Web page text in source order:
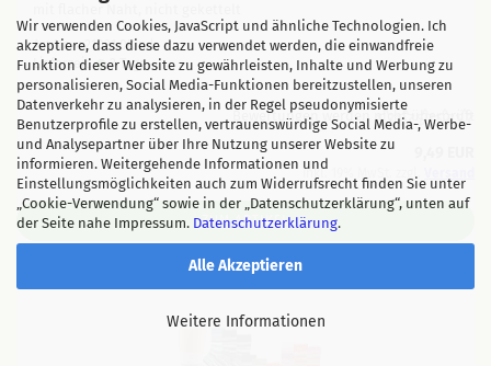
Wir verwenden Cookies, JavaScript und ähnliche Technologien. Ich
akzeptiere, dass diese dazu verwendet werden, die einwandfreie
Funktion dieser Website zu gewährleisten, Inhalte und Werbung zu
personalisieren, Social Media-Funktionen bereitzustellen, unseren
Datenverkehr zu analysieren, in der Regel pseudonymisierte
Benutzerprofile zu erstellen, vertrauenswürdige Social Media-, Werbe-
und Analysepartner über Ihre Nutzung unserer Website zu
informieren. Weitergehende Informationen und
Einstellungsmöglichkeiten auch zum Widerrufsrecht finden Sie unter
„Cookie-Verwendung“ sowie in der „Datenschutzerklärung“, unten auf
der Seite nahe Impressum. Datenschutzerklärung.
Alle Akzeptieren
Weitere Informationen
Art.Nr.: a21021.0Kind
Lieferzeit:
3 Tage
Bewertungen werden nicht überprüft
inkl. 19% MwSt. zzgl.
ZUM ARTIKEL